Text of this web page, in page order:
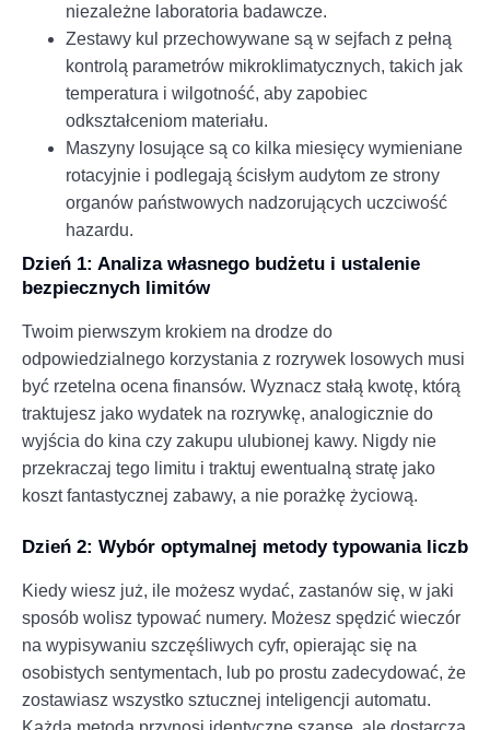
niezależne laboratoria badawcze.
Zestawy kul przechowywane są w sejfach z pełną
kontrolą parametrów mikroklimatycznych, takich jak
temperatura i wilgotność, aby zapobiec
odkształceniom materiału.
Maszyny losujące są co kilka miesięcy wymieniane
rotacyjnie i podlegają ścisłym audytom ze strony
organów państwowych nadzorujących uczciwość
hazardu.
Dzień 1: Analiza własnego budżetu i ustalenie
bezpiecznych limitów
Twoim pierwszym krokiem na drodze do
odpowiedzialnego korzystania z rozrywek losowych musi
być rzetelna ocena finansów. Wyznacz stałą kwotę, którą
traktujesz jako wydatek na rozrywkę, analogicznie do
wyjścia do kina czy zakupu ulubionej kawy. Nigdy nie
przekraczaj tego limitu i traktuj ewentualną stratę jako
koszt fantastycznej zabawy, a nie porażkę życiową.
Dzień 2: Wybór optymalnej metody typowania liczb
Kiedy wiesz już, ile możesz wydać, zastanów się, w jaki
sposób wolisz typować numery. Możesz spędzić wieczór
na wypisywaniu szczęśliwych cyfr, opierając się na
osobistych sentymentach, lub po prostu zadecydować, że
zostawiasz wszystko sztucznej inteligencji automatu.